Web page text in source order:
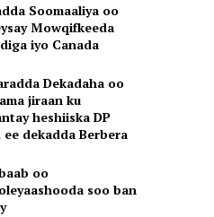
Soomaaliya oo
Mowqifkeeda
iyo Canada
Dekadaha oo
jiraan ku
heshiiska DP
ee dekadda Berbera
oo
soo ban